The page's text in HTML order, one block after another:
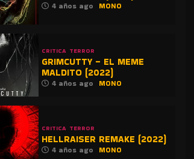
4 años ago MONO
CRITICA TERROR
GRIMCUTTY – EL MEME
MALDITO (2022)
4 años ago MONO
CRITICA TERROR
HELLRAISER REMAKE (2022)
4 años ago MONO